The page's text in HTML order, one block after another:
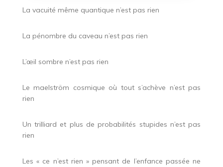
La vacuité même quantique n’est pas rien
La pénombre du caveau n’est pas rien
L’œil sombre n’est pas rien
Le maelström cosmique où tout s’achève n’est pas
rien
Un trilliard et plus de probabilités stupides n’est pas
rien
Les « ce n’est rien » pensant de l’enfance passée ne